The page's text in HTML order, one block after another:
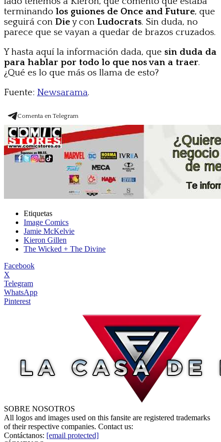
terminando los guiones de Once and Future, que
seguirá con Diey con Ludocrats. Sin duda, no
parece que se vayan a quedar de brazos cruzados.
Y hasta aquí la información dada, que sin duda da
para hablar por todo lo que nos van a traer.
¿Qué es lo que más os llama de esto?
Fuente: Newsarama.
Comenta en Telegram
Etiquetas
Image Comics
Jamie McKelvie
Kieron Gillen
The Wicked + The Divine
Facebook
X
Telegram
WhatsApp
Pinterest
SOBRE NOSOTROS
All logos and images used on this fansite are registered trademarks
of their respective companies. Contact us:
Contáctanos: [email protected]